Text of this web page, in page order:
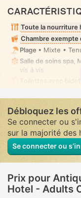
Toute la nourriture
Chambre exempte
Plage • Mixte •
Salle de soins spa,
vis à vis
Toilettes avec bidet
Débloquez les
Se connecter ou
sur la majorité des
Se connecter ou
Prix pour
Hotel - Adults